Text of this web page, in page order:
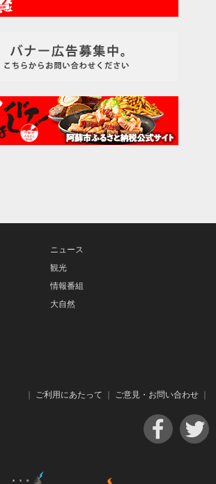
ニュース
観光
情報番組
大自然
ご利用にあたって ご意見・お問い合わせ